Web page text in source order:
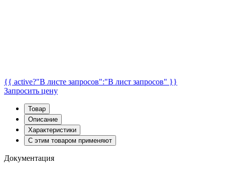
{{ active?"В листе запросов":"В лист запросов" }}
Запросить цену
Товар
Описание
Характеристики
С этим товаром применяют
Документация